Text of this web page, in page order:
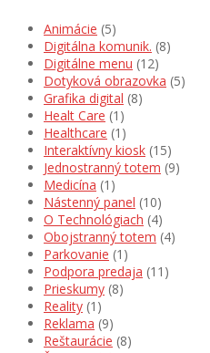
Animácie (5)
Digitálna komunik. (8)
Digitálne menu (12)
Dotyková obrazovka (5)
Grafika digital (8)
Healt Care (1)
Healthcare (1)
Interaktívny kiosk (15)
Jednostranný totem (9)
Medicína (1)
Nástenný panel (10)
O Technológiach (4)
Obojstranný totem (4)
Parkovanie (1)
Podpora predaja (11)
Prieskumy (8)
Reality (1)
Reklama (9)
Reštaurácie (8)